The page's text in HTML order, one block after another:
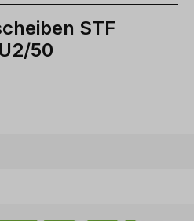
STF
50